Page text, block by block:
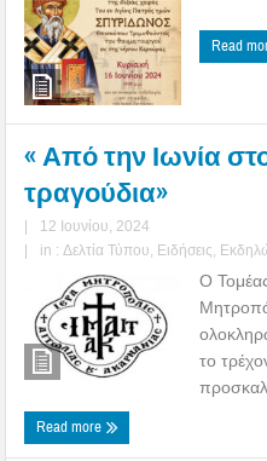
Read
« Από την Ιωνία
τραγούδια»
|
12 Ιουνίου, 2024
|
in : Δελτία Τύπου Ειδήσεις
O
το
Read more